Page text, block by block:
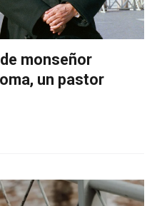
monseñor
un pastor